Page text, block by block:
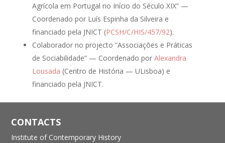
Agrícola em Portugal no Início do Século XIX” —
Coordenado por Luís Espinha da Silveira e
financiado pela JNICT (PCSH/C/HIS/457/92).
Colaborador no projecto “Associações e Práticas
de Sociabilidade” — Coordenado por Alexandra
Lousada (Centro de História — ULisboa) e
financiado pela JNICT.
CONTACTS
Institute of Contemporary History